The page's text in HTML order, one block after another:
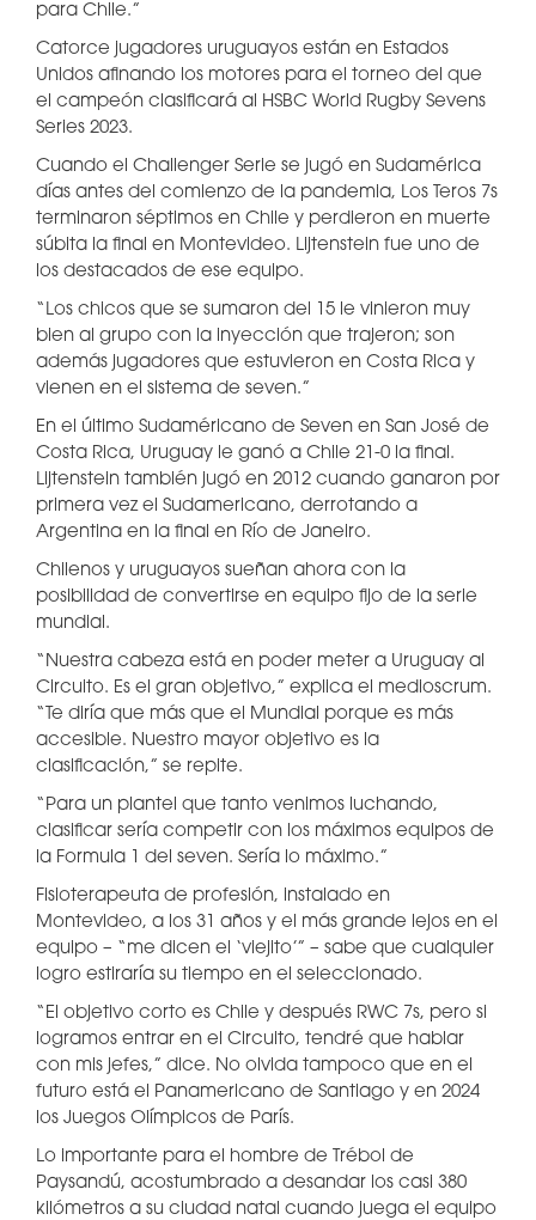
para Chile.”
Catorce jugadores uruguayos están en Estados
Unidos afinando los motores para el torneo del que
el campeón clasificará al HSBC World Rugby Sevens
Series 2023.
Cuando el Challenger Serie se jugó en Sudamérica
días antes del comienzo de la pandemia, Los Teros 7s
terminaron séptimos en Chile y perdieron en muerte
súbita la final en Montevideo. Lijtenstein fue uno de
los destacados de ese equipo.
“Los chicos que se sumaron del 15 le vinieron muy
bien al grupo con la inyección que trajeron; son
además jugadores que estuvieron en Costa Rica y
vienen en el sistema de seven.”
En el último Sudaméricano de Seven en San José de
Costa Rica, Uruguay le ganó a Chile 21-0 la final.
Lijtenstein también jugó en 2012 cuando ganaron por
primera vez el Sudamericano, derrotando a
Argentina en la final en Río de Janeiro.
Chilenos y uruguayos sueñan ahora con la
posibilidad de convertirse en equipo fijo de la serie
mundial.
“Nuestra cabeza está en poder meter a Uruguay al
Circuito. Es el gran objetivo,” explica el medioscrum.
“Te diría que más que el Mundial porque es más
accesible. Nuestro mayor objetivo es la
clasificación,” se repite.
“Para un plantel que tanto venimos luchando,
clasificar sería competir con los máximos equipos de
la Formula 1 del seven. Sería lo máximo.”
Fisioterapeuta de profesión, instalado en
Montevideo, a los 31 años y el más grande lejos en el
equipo – “me dicen el ‘viejito’” – sabe que cualquier
logro estiraría su tiempo en el seleccionado.
“El objetivo corto es Chile y después RWC 7s, pero si
logramos entrar en el Circuito, tendré que hablar
con mis jefes,” dice. No olvida tampoco que en el
futuro está el Panamericano de Santiago y en 2024
los Juegos Olímpicos de París.
Lo importante para el hombre de Trébol de
Paysandú, acostumbrado a desandar los casi 380
kilómetros a su ciudad natal cuando juega el equipo